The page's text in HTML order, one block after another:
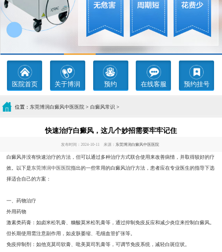
医院首页 关于博润 预约 在线客服 预约挂号
位置： 东莞博润白癜风中医医院 > 白癜风常识 >
快速治疗白癜风，这几个妙招需要牢牢记住
发布时间：2024-10-11 来源： 东莞博润白癜风中医医院
白癜风并没有快速治疗的方法，但可以通过多种治疗方式联合使用来改善病情，并取得较好的疗
效。以下是东莞博润中医医院指出的一些常用的白癜风治疗方法，患者应在专业医生的指导下选
择适合自己的方案：
一、药物治疗
外用药物
激素类药膏：如卤米松乳膏、糠酸莫米松乳膏等，通过抑制免疫反应和减少炎症来控制白癜风。
但长期使用需注意副作用，如皮肤萎缩、毛细血管扩张等。
免疫抑制剂：如他克莫司软膏、吡美莫司乳膏等，可调节免疫系统，减轻白斑症状。